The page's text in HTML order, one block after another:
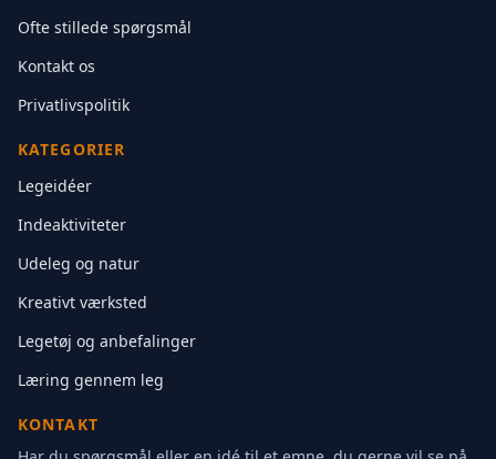
Ofte stillede spørgsmål
Kontakt os
Privatlivspolitik
KATEGORIER
Legeidéer
Indeaktiviteter
Udeleg og natur
Kreativt værksted
Legetøj og anbefalinger
Læring gennem leg
KONTAKT